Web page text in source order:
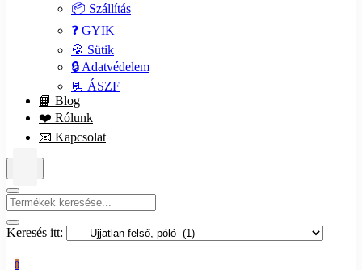
📦 Szállítás
❓ GYIK
🍪 Sütik
🔒 Adatvédelem
📃 ÁSZF
📙 Blog
❤️ Rólunk
📧 Kapcsolat
Keresés itt:
0